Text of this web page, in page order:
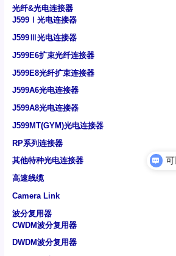
光纤&光电连接器
J599Ⅰ光电连接器
J599Ⅲ光电连接器
J599E6扩束光纤连接器
J599E8光纤扩束连接器
J599A6光电连接器
J599A8光电连接器
J599MT(GYM)光电连接器
RP系列连接器
其他特种光电连接器
高速线缆
Camera Link
波分复用器
CWDM波分复用器
DWDM波分复用器